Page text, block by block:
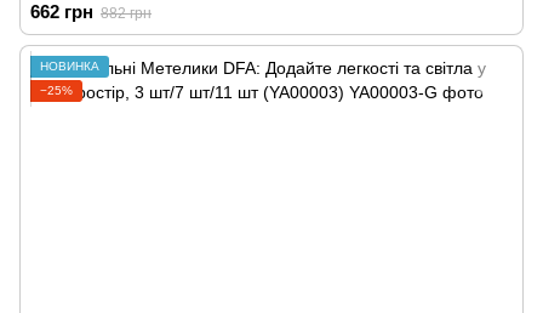
662 грн 882 грн
НОВИНКА
−25%